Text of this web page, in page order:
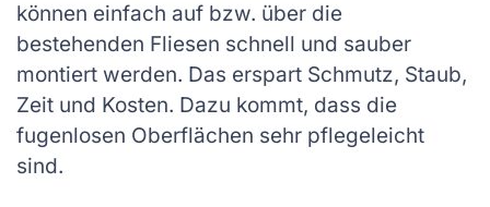
können einfach auf bzw. über die
bestehenden Fliesen schnell und sauber
montiert werden. Das erspart Schmutz, Staub,
Zeit und Kosten. Dazu kommt, dass die
fugenlosen Oberflächen sehr pflegeleicht
sind.